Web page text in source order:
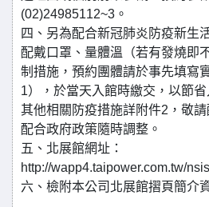
(02)24985112~3。
四、另為配合新冠肺炎防疫新生
配戴口罩、量體溫（若有發燒即
制措施，預約團體請於事先填寫
1），於當天入館時繳交，以節
其他相關防疫措施詳附件2，敬
配合政府政策隨時調整。
五、北展館網址：
http://wapp4.taipower.com.tw/
六、檢附本公司北展館摺頁簡介